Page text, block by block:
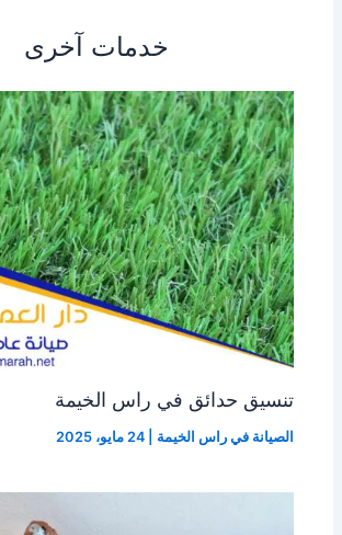
خدمات آخرى
تنسيق حدائق في راس الخيمة
الصيانة في راس الخيمة |24 مايو، 2025